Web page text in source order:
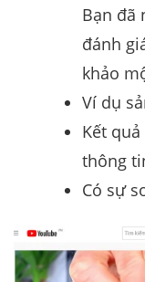
Bạn đã
đánh
khảo
Ví dụ
Kết
thông
Có sự